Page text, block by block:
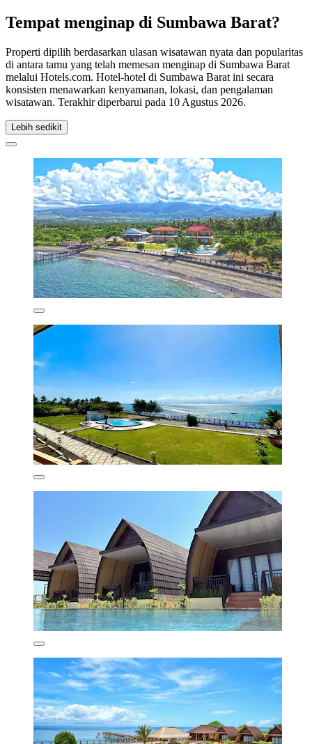
Tempat menginap di Sumbawa Barat?
Properti dipilih berdasarkan ulasan wisatawan nyata dan popularitas
di antara tamu yang telah memesan menginap di Sumbawa Barat
melalui Hotels.com. Hotel-hotel di Sumbawa Barat ini secara
konsisten menawarkan kenyamanan, lokasi, dan pengalaman
wisatawan. Terakhir diperbarui pada 10 Agustus 2026.
Lebih sedikit